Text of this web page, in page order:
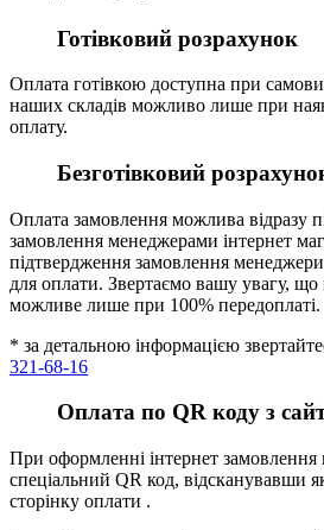
Готівковий розрахунок
Оплата готівкою доступна при
наших складів можливо лише при
оплату.
Безготівковий
Оплата замовлення можлива відразу
замовлення менеджерами інтернет
підтвердження замовлення
для оплати. Звертаємо вашу увагу, що
можливе лише при 100% передоплаті.
* за детальною інформацією
321-68-16
Оплата по QR коду з
При оформленні інтернет замовлення
спеціальний QR код, відсканувавши
сторінку оплати .